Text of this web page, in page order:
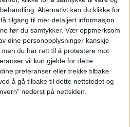
Alternativt kan du klikke for
tilgang til mer detaljert informasjon
før du samtykker. Vær oppmerksom
dine personopplysninger kanskje
du har rett til å protestere mot
vil kun gjelde for dette
preferanser eller trekke tilbake
å gå tilbake til dette nettstedet og
nederst på nettsiden.
og ventet
seg inn i det tomme
safen og finner både
sum kontanter. Den